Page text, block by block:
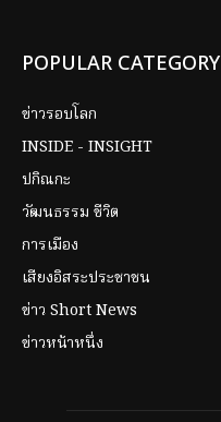
POPULAR CATEGORY
ข่าวรอบโลก
INSIDE - INSIGHT
ปกิณกะ
วัฒนธรรม ชีวิต
การเมือง
เสียงอิสระประชาชน
ข่าว Short News
ข่าวหน้าหนึ่ง